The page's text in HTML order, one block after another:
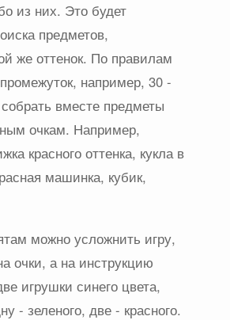
из них. Это будет
предметов,
же оттенок. По правилам
промежуток, например, 30 -
вместе предметы
очкам. Например,
красного оттенка, кукла в
машинка, кубик,
можно усложнить игру,
очки, а на инструкцию
игрушки синего цвета,
- зеленого, две - красного.